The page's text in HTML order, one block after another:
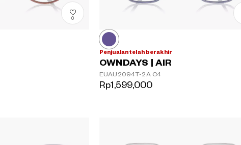
0
Penjualan telah berakhir
OWNDAYS | AIR
EUAU2094T-2A C4
Rp1,599,000